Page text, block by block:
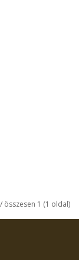
összesen 1 (1 oldal)